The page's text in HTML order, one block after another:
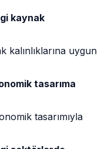
kaynak
kalınlıklarına uygun
tasarıma
tasarımıyla